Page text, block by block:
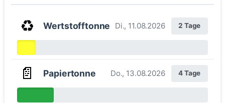
♻️ Wertstofftonne Di., 11.08.2026 2 Tage
📄 Papiertonne Do., 13.08.2026 4 Tage